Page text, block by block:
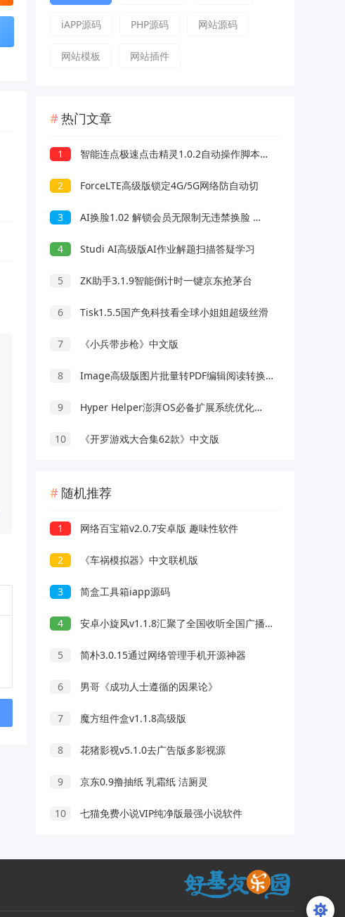
iAPP源码 PHP源码 网站源码
网站模板 网站插件
热门文章
1 智能连点极速点击精灵1.0.2自动操作脚本录制解放双手
2 ForceLTE高级版锁定4G/5G网络防自动切
3 AI换脸1.02 解锁会员无限制无违禁换脸 支持照片/视频
4 Studi AI高级版AI作业解题扫描答疑学习
5 ZK助手3.1.9智能倒计时一键京东抢茅台
6 Tisk1.5.5国产免科技看全球小姐姐超级丝滑
7 《小兵带步枪》中文版
8 Image高级版图片批量转PDF编辑阅读转换工具
9 Hyper Helper澎湃OS必备扩展系统优化模块
10 《开罗游戏大合集62款》中文版
随机推荐
1 网络百宝箱v2.0.7安卓版 趣味性软件
2 《车祸模拟器》中文联机版
3 简盒工具箱iapp源码
4 安卓小旋风v1.1.8汇聚了全国收听全国广播软件
5 简朴3.0.15通过网络管理手机开源神器
6 男哥《成功人士遵循的因果论》
7 魔方组件盒v1.1.8高级版
8 花猪影视v5.1.0去广告版多影视源
9 京东0.9撸抽纸 乳霜纸 洁厕灵
10 七猫免费小说VIP纯净版最强小说软件